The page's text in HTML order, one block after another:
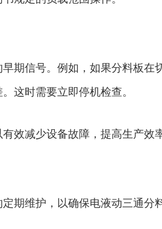
期信号。例如，如果分料板在
这时需要立即停机检查。
效减少设备故障，提高生产效率
期维护，以确保电液动三通分